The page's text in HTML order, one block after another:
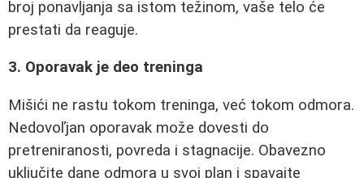
broj ponavljanja sa istom težinom, vaše telo će
prestati da reaguje.
3. Oporavak je deo treninga
Mišići ne rastu tokom treninga, već tokom odmora.
Nedovoľjan oporavak može dovesti do
pretreniranosti, povreda i stagnacije. Obavezno
uključite dane odmora u svoj plan i spavajte